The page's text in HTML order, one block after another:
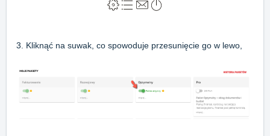
3. Kliknąć na suwak, co spowoduje przesunięcie go w lewo,